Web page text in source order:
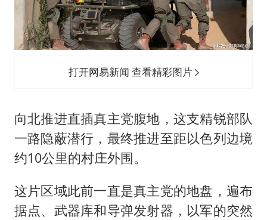
打开网易新闻 查看精彩图片
向北推进直插真主党腹地，这支精锐部队
一路隐蔽潜行，最终推进至距以色列边境
约10公里的村庄外围。
这片区域此前一直是真主党的地盘，遍布
据点、武器库和导弹发射器，以军的突然